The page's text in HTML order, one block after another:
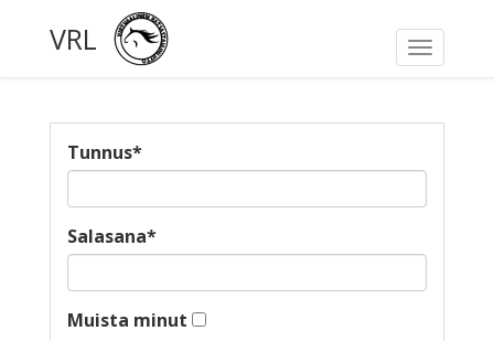
Toggle
VRL
Tunnus*
Salasana*
Muista minut